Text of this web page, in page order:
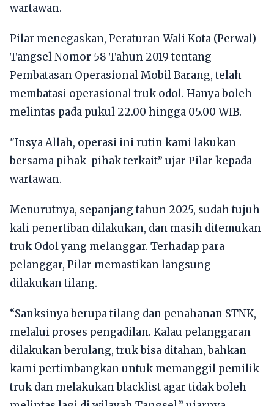
wartawan.
Pilar menegaskan, Peraturan Wali Kota (Perwal)
Tangsel Nomor 58 Tahun 2019 tentang
Pembatasan Operasional Mobil Barang, telah
membatasi operasional truk odol. Hanya boleh
melintas pada pukul 22.00 hingga 05.00 WIB.
"Insya Allah, operasi ini rutin kami lakukan
bersama pihak-pihak terkait” ujar Pilar kepada
wartawan.
Menurutnya, sepanjang tahun 2025, sudah tujuh
kali penertiban dilakukan, dan masih ditemukan
truk Odol yang melanggar. Terhadap para
pelanggar, Pilar memastikan langsung
dilakukan tilang.
“Sanksinya berupa tilang dan penahanan STNK,
melalui proses pengadilan. Kalau pelanggaran
dilakukan berulang, truk bisa ditahan, bahkan
kami pertimbangkan untuk memanggil pemilik
truk dan melakukan blacklist agar tidak boleh